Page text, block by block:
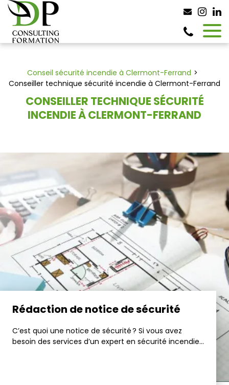
Conseil sécurité incendie à Clermont-Ferrand
Conseiller technique sécurité incendie à Clermont-Ferrand
CONSEILLER TECHNIQUE SÉCURITÉ
INCENDIE À CLERMONT-FERRAND
Rédaction de notice de sécurité
C’est quoi une notice de sécurité ? Si vous avez
besoin des services d’un expert en sécurité incendie...
Panneau de gestion des cookies